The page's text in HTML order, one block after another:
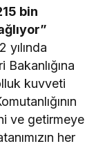
bin
yılında
Bakanlığına
kuvveti
ve getirmeye
her